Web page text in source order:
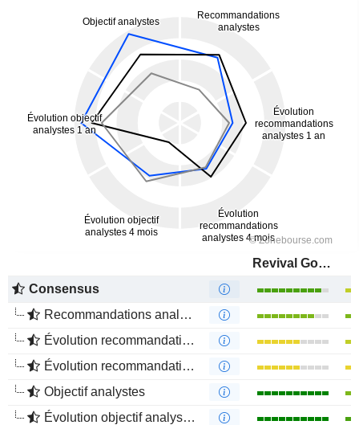
Revival Gold Inc.
Consensus
Recommandations analystes
Évolution recommandations analystes 1 an
Évolution recommandations analystes 4 mois
Objectif analystes
Évolution objectif analystes 1 an